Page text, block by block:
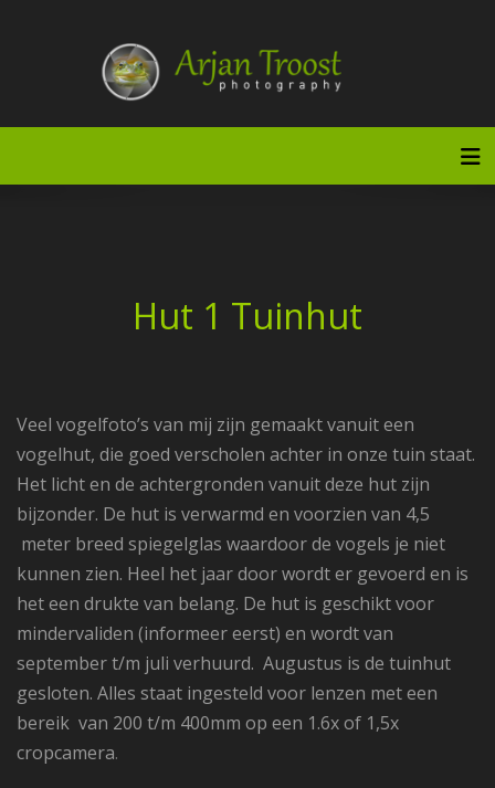
Hut 1 Tuinhut
Veel vogelfoto’s van mij zijn gemaakt vanuit een
vogelhut, die goed verscholen achter in onze tuin staat.
Het licht en de achtergronden vanuit deze hut zijn
bijzonder. De hut is verwarmd en voorzien van 4,5
meter breed spiegelglas waardoor de vogels je niet
kunnen zien. Heel het jaar door wordt er gevoerd en is
het een drukte van belang. De hut is geschikt voor
mindervaliden (informeer eerst) en wordt van
september t/m juli verhuurd. Augustus is de tuinhut
gesloten. Alles staat ingesteld voor lenzen met een
bereik van 200 t/m 400mm op een 1.6x of 1,5x
cropcamera.